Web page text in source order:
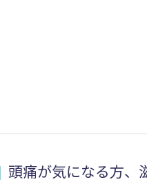
頭痛が気になる方、